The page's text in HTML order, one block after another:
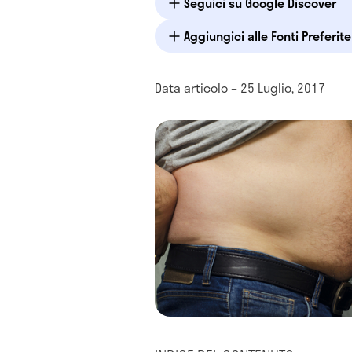
Aggiungici alle Fonti
Data articolo – 25 Luglio, 2017